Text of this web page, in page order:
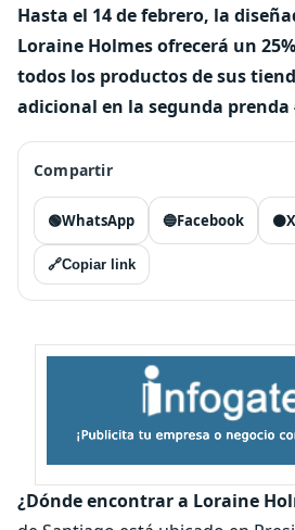
Hasta el 14 de febrero, la
Loraine Holmes ofrecerá un
todos los productos de sus
adicional en la segunda prenda
Compartir
🟢WhatsApp 🔵Facebook ⚫X
🔗Copiar link
¿Dónde encontrar a Loraine